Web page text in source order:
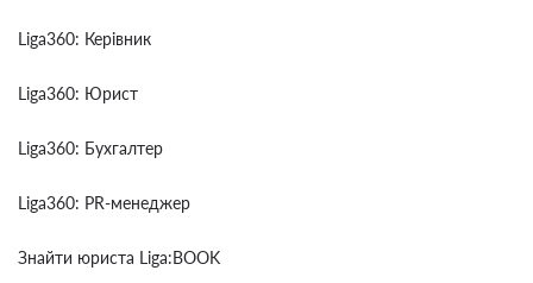
Liga360: Керівник
Liga360: Юрист
Liga360: Бухгалтер
Liga360: PR-менеджер
Знайти юриста Liga:BOOK